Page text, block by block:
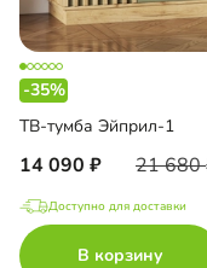
-35%
ТВ-тумба Эйприл-1
14 090 21 680
Доступно для доставки
В корзину